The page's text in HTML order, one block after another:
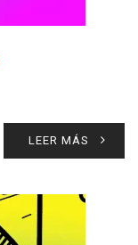
LEER MÁS